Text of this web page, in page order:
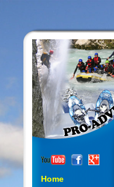
Home